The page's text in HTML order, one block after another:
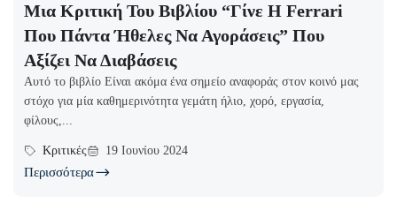
Μια Κριτική Του Βιβλίου “Γίνε Η Ferrari
Που Πάντα Ήθελες Να Αγοράσεις” Που
Αξίζει Να Διαβάσεις
Αυτό το βιβλίο Είναι ακόμα ένα σημείο αναφοράς στον κοινό μας
στόχο για μία καθημερινότητα γεμάτη ήλιο, χορό, εργασία,
φίλους,...
Κριτικές 19 Ιουνίου 2024
Περισσότερα